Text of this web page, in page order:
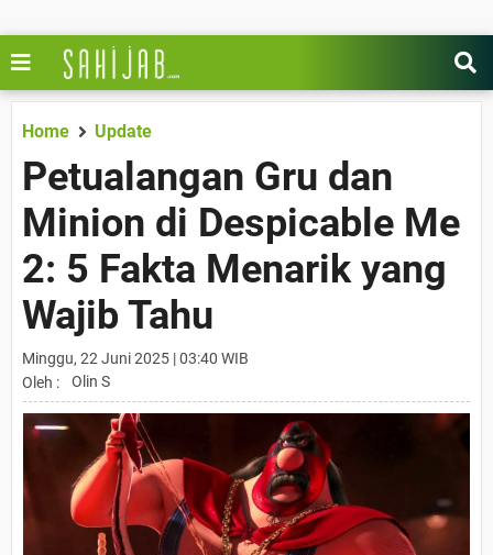
Home Update
Petualangan Gru dan
Minion di Despicable Me
2: 5 Fakta Menarik yang
Wajib Tahu
Minggu, 22 Juni 2025 | 03:40 WIB
Oleh :
Olin S